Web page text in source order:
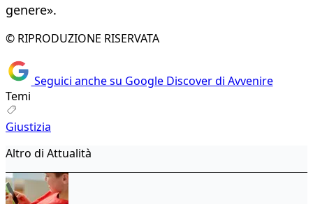
genere».
© RIPRODUZIONE RISERVATA
Seguici anche su Google Discover di Avvenire
Temi
Giustizia
Altro di Attualità